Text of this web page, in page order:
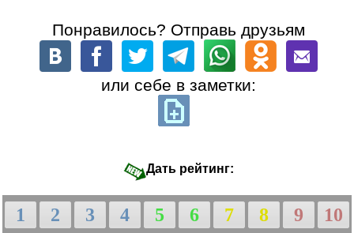
Понравилось? Отправь друзьям
или себе в заметки:
Дать рейтинг:
1 2 3 4 5 6 7 8 9
10